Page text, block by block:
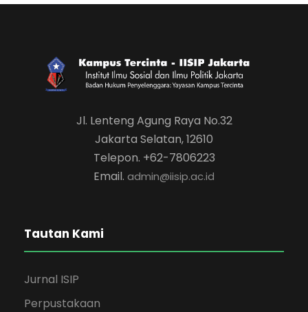
Jl. Lenteng Agung Raya No.32
Jakarta Selatan, 12610
Telepon. +62-7806223
Email. admin@iisip.ac.id
Tautan Kami
Jurnal ISIP
Perpustakaan